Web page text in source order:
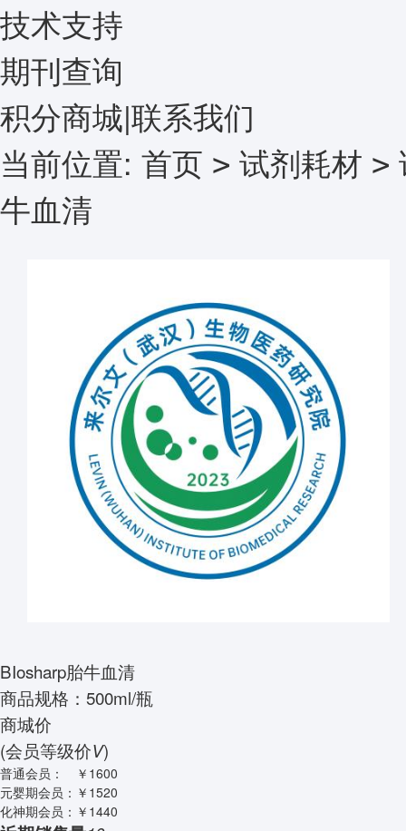
技术支持
期刊查询
积分商城|联系我们
当前位置: 首页 > 试剂耗材 >
牛血清
BIosharp胎牛血清
商品规格：500ml/瓶
商城价
(会员等级价V)
普通会员：
￥1600
元婴期会员： ￥1520
化神期会员： ￥1440